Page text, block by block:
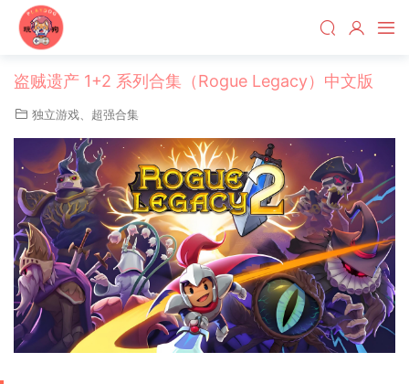
盗贼遗产 1+2 系列合集（Rogue Legacy）中文版
独立游戏 超强合集